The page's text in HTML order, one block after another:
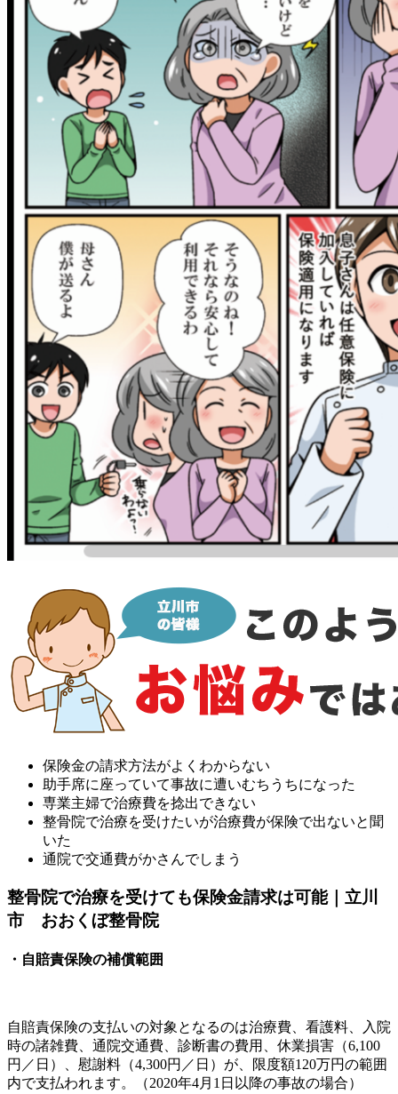
保険金の請求方法がよくわからない
助手席に座っていて事故に遭いむちうちになった
専業主婦で治療費を捻出できない
整骨院で治療を受けたいが治療費が保険で出ないと聞
いた
通院で交通費がかさんでしまう
整骨院で治療を受けても保険金請求は可能｜立川
市 おおくぼ整骨院
・自賠責保険の補償範囲
自賠責保険の支払いの対象となるのは治療費、看護料、入院
時の諸雑費、通院交通費、診断書の費用、休業損害（6,100
円／日）、慰謝料（4,300円／日）が、限度額120万円の範囲
内で支払われます。（2020年4月1日以降の事故の場合）